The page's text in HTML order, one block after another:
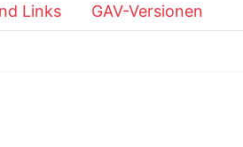
Links GAV-Versionen